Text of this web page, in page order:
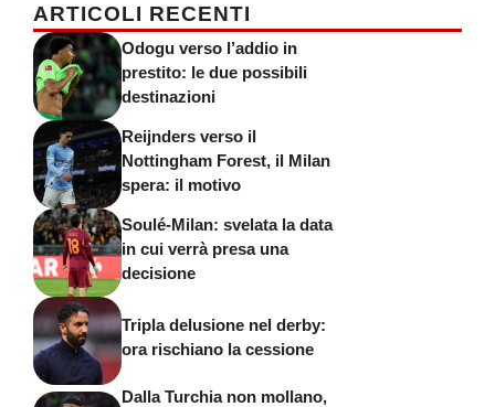
ARTICOLI RECENTI
Odogu verso l’addio in
prestito: le due possibili
destinazioni
Reijnders verso il
Nottingham Forest, il Milan
spera: il motivo
Soulé-Milan: svelata la data
in cui verrà presa una
decisione
Tripla delusione nel derby:
ora rischiano la cessione
Dalla Turchia non mollano,